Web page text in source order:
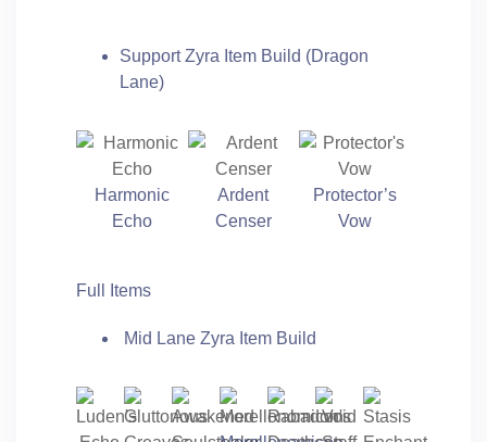
Support Zyra Item Build (Dragon
Lane)
Harmonic
Echo
Ardent
Censer
Protector’s
Vow
Full Items
Mid Lane Zyra Item Build